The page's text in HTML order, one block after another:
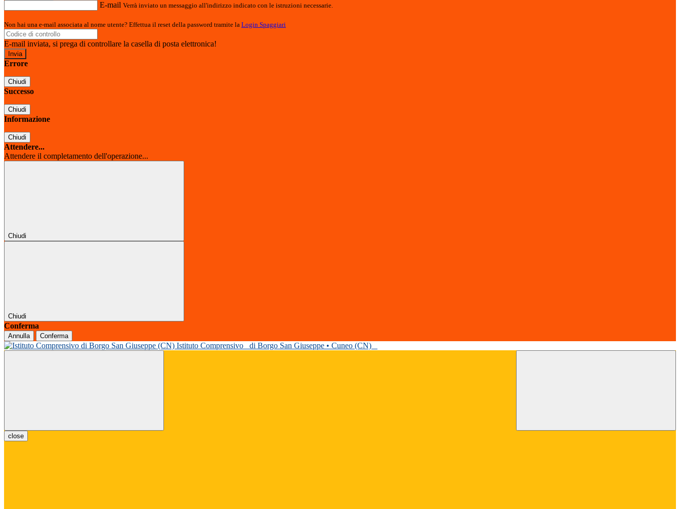
E-mail Verrà inviato un messaggio all'indirizzo indicato con le istruzioni necessarie.
Non hai una e-mail associata al nome utente? Effettua il reset della password tramite la Login Spaggiari
E-mail inviata, si prega di controllare la casella di posta elettronica!
Errore
Chiudi
Successo
Chiudi
Informazione
Chiudi
Attendere...
Attendere il completamento dell'operazione...
Chiudi
Chiudi
Conferma
Annulla Conferma
Istituto Comprensivo di Borgo San Giuseppe • Cuneo (CN)
close